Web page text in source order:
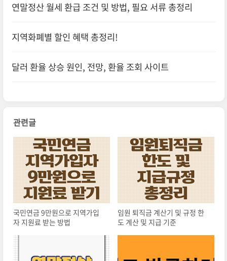
연말정산 월세 환급 조건 및 방법, 필요 서류 총정리
지역화폐별 할인 혜택 총정리!
달러 환율 상승 원인, 전망, 환율 조회 사이트
관련글
국민연금 9만원으로 지역가입
자 지원료 받는 방법
임원 퇴직금 계산기 및 규정 한
도 계산 및 지급 기준